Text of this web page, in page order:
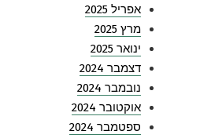
אפריל 2025
מרץ 2025
ינואר 2025
דצמבר 2024
נובמבר 2024
אוקטובר 2024
ספטמבר 2024